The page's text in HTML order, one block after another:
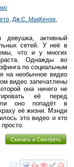
Дж.С. МакКензи
девушка, активный
сетей. У неё в
что и у многих
Однажды во
по социальным
на необычное видео
видео запечатлены
она ничего не
её перед
оно попадёт в
её жизни. Мэнди
это видео и кто
Скачать и Смотреть